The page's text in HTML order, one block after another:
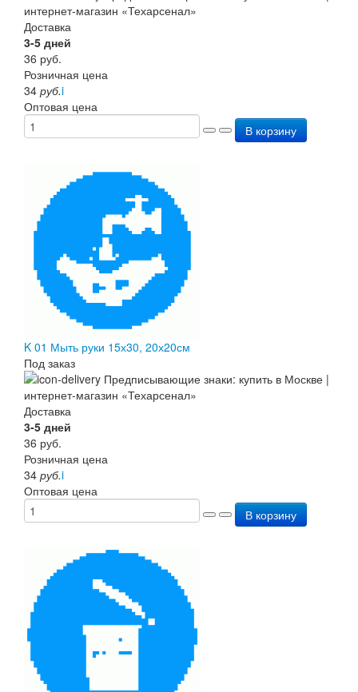
Доставка
3-5 дней
36 руб.
Розничная цена
34 руб.i
Оптовая цена
В корзину
K 01 Мыть руки 15х30, 20х20см
Под заказ
Доставка
3-5 дней
36 руб.
Розничная цена
34 руб.i
Оптовая цена
В корзину